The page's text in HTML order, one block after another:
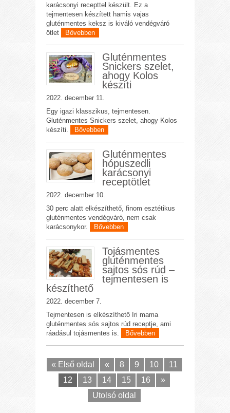
karácsonyi recepttel készült. Ez a
tejmentesen készített hamis vajas
gluténmentes keksz is kiváló vendégváró
ötlet
Bővebben
Gluténmentes
Snickers szelet,
ahogy Kolos
készíti
2022. december 11.
Egy igazi klasszikus, tejmentesen.
Gluténmentes Snickers szelet, ahogy Kolos
készíti.
Bővebben
Gluténmentes
hópuszedli
karácsonyi
receptötlet
2022. december 10.
30 perc alatt elkészíthető, finom esztétikus
gluténmentes vendégváró, nem csak
karácsonykor.
Bővebben
Tojásmentes
gluténmentes
sajtos sós rúd –
tejmentesen is
készíthető
2022. december 7.
Tejmentesen is elkészíthető Iri mama
gluténmentes sós sajtos rúd receptje, ami
ráadásul tojásmentes is.
Bővebben
« Első oldal « 8 9 10
11
12
13 14 15 16
»
Utolsó oldal